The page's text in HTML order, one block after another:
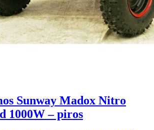
Sunway Madox Nitro
1000W – piros